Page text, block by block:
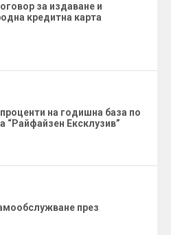
за издаване и
кредитна карта
на годишна база по
“Райфайзен Ексклузив”
през